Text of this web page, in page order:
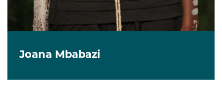
Joana Mbabazi